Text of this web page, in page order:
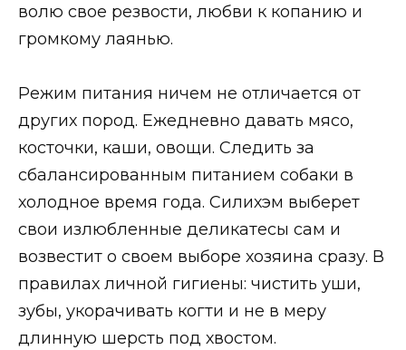
волю свое резвости, любви к копанию и
громкому лаянью.
Режим питания ничем не отличается от
других пород. Ежедневно давать мясо,
косточки, каши, овощи. Следить за
сбалансированным питанием собаки в
холодное время года. Силихэм выберет
свои излюбленные деликатесы сам и
возвестит о своем выборе хозяина сразу. В
правилах личной гигиены: чистить уши,
зубы, укорачивать когти и не в меру
длинную шерсть под хвостом.